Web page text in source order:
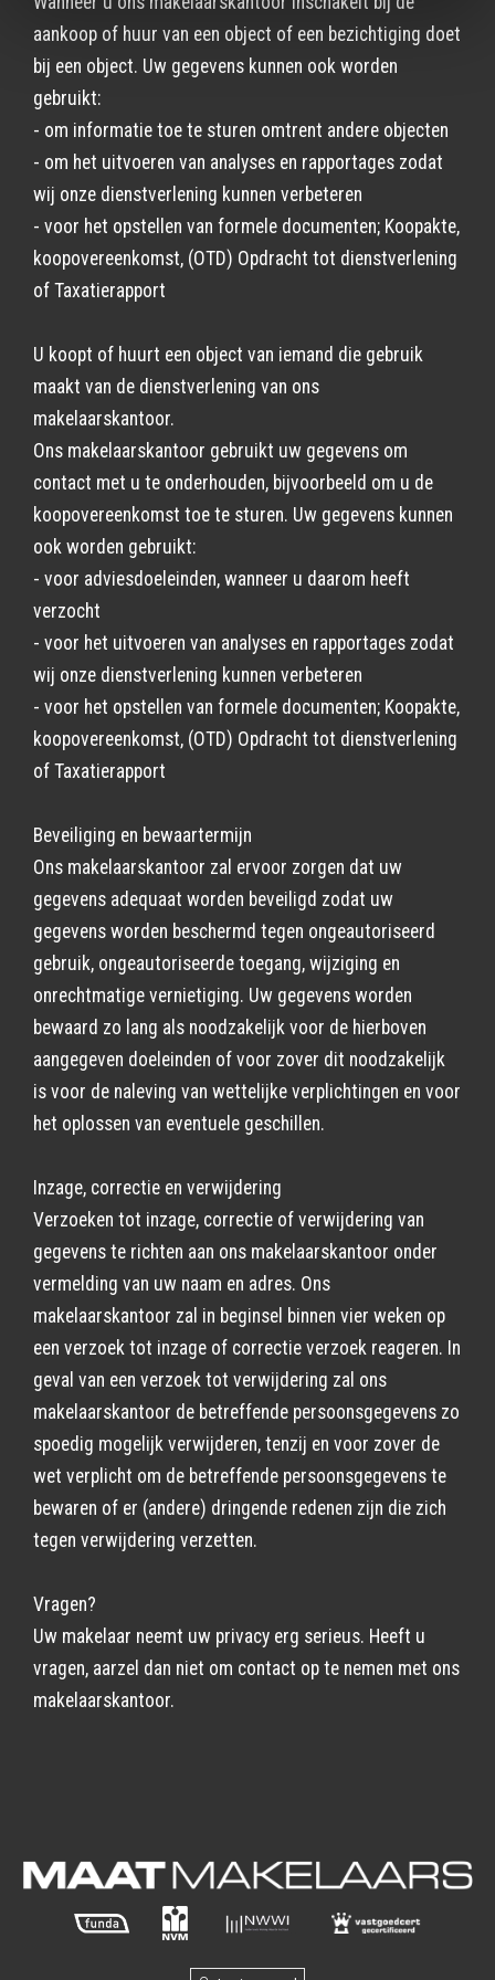
aankoop of huur van een object of een bezichtiging doet
bij een object. Uw gegevens kunnen ook worden
gebruikt:
- om informatie toe te sturen omtrent andere objecten
- om het uitvoeren van analyses en rapportages zodat
wij onze dienstverlening kunnen verbeteren
- voor het opstellen van formele documenten; Koopakte,
koopovereenkomst, (OTD) Opdracht tot dienstverlening
of Taxatierapport
U koopt of huurt een object van iemand die gebruik
maakt van de dienstverlening van ons
makelaarskantoor.
Ons makelaarskantoor gebruikt uw gegevens om
contact met u te onderhouden, bijvoorbeeld om u de
koopovereenkomst toe te sturen. Uw gegevens kunnen
ook worden gebruikt:
- voor adviesdoeleinden, wanneer u daarom heeft
verzocht
- voor het uitvoeren van analyses en rapportages zodat
wij onze dienstverlening kunnen verbeteren
- voor het opstellen van formele documenten; Koopakte,
koopovereenkomst, (OTD) Opdracht tot dienstverlening
of Taxatierapport
Beveiliging en bewaartermijn
Ons makelaarskantoor zal ervoor zorgen dat uw
gegevens adequaat worden beveiligd zodat uw
gegevens worden beschermd tegen ongeautoriseerd
gebruik, ongeautoriseerde toegang, wijziging en
onrechtmatige vernietiging. Uw gegevens worden
bewaard zo lang als noodzakelijk voor de hierboven
aangegeven doeleinden of voor zover dit noodzakelijk
is voor de naleving van wettelijke verplichtingen en voor
het oplossen van eventuele geschillen.
Inzage, correctie en verwijdering
Verzoeken tot inzage, correctie of verwijdering van
gegevens te richten aan ons makelaarskantoor onder
vermelding van uw naam en adres. Ons
makelaarskantoor zal in beginsel binnen vier weken op
een verzoek tot inzage of correctie verzoek reageren. In
geval van een verzoek tot verwijdering zal ons
makelaarskantoor de betreffende persoonsgegevens zo
spoedig mogelijk verwijderen, tenzij en voor zover de
wet verplicht om de betreffende persoonsgegevens te
bewaren of er (andere) dringende redenen zijn die zich
tegen verwijdering verzetten.
Vragen?
Uw makelaar neemt uw privacy erg serieus. Heeft u
vragen, aarzel dan niet om contact op te nemen met ons
makelaarskantoor.